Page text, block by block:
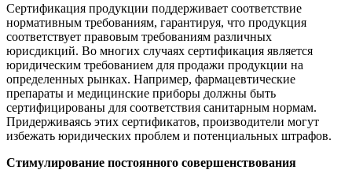
Сертификация продукции поддерживает соответствие
нормативным требованиям, гарантируя, что продукция
соответствует правовым требованиям различных
юрисдикций. Во многих случаях сертификация является
юридическим требованием для продажи продукции на
определенных рынках. Например, фармацевтические
препараты и медицинские приборы должны быть
сертифицированы для соответствия санитарным нормам.
Придерживаясь этих сертификатов, производители могут
избежать юридических проблем и потенциальных штрафов.
Стимулирование постоянного совершенствования